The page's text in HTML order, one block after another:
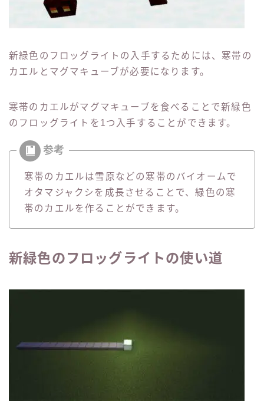
新緑色のフロッグライトの入手するためには、寒帯の
カエルとマグマキューブが必要になります。
寒帯のカエルがマグマキューブを食べることで新緑色
のフロッグライトを1つ入手することができます。
寒帯のカエルは雪原などの寒帯のバイオームで
オタマジャクシを成長させることで、緑色の寒
帯のカエルを作ることができます。
新緑色のフロッグライトの使い道